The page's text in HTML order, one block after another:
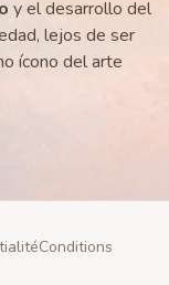
y el desarrollo del
lejos de ser
ícono del arte
Conditions